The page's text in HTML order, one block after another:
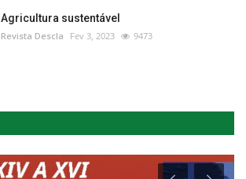
Agricultura sustentável
Revista Descla Fev 3, 2023 9473